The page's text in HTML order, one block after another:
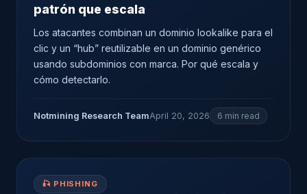
patrón que escala
Los atacantes combinan un dominio lookalike para el
clic y un “hub” reutilizable en un dominio genérico
usando subdominios con marca. Por qué escala y
cómo detectarlo.
Notmining Research TeamApril 20, 2026 6 min read
🎣 PHISHING